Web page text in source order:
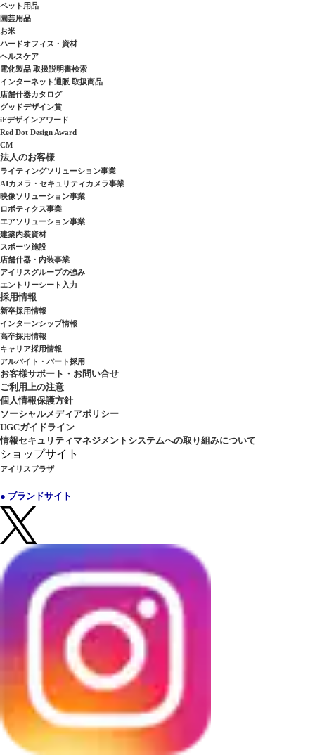
ペット用品
園芸用品
お米
ハードオフィス・資材
ヘルスケア
電化製品 取扱説明書検索
インターネット通販 取扱商品
店舗什器カタログ
グッドデザイン賞
iFデザインアワード
Red Dot Design Award
CM
法人のお客様
ライティングソリューション事業
AIカメラ・セキュリティカメラ事業
映像ソリューション事業
ロボティクス事業
エアソリューション事業
建築内装資材
スポーツ施設
店舗什器・内装事業
アイリスグループの強み
エントリーシート入力
採用情報
新卒採用情報
インターンシップ情報
高卒採用情報
キャリア採用情報
アルバイト・パート採用
お客様サポート・お問い合せ
ご利用上の注意
個人情報保護方針
ソーシャルメディアポリシー
UGCガイドライン
情報セキュリティマネジメントシステムへの取り組みについて
ショップサイト
アイリスプラザ
● ブランドサイト